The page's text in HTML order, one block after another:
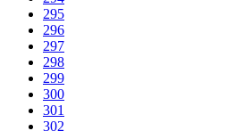
295
296
297
298
299
300
301
302